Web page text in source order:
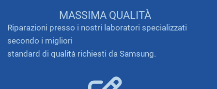
MASSIMA QUALITÀ
Riparazioni presso i nostri laboratori specializzati
secondo i migliori
standard di qualità richiesti da Samsung.